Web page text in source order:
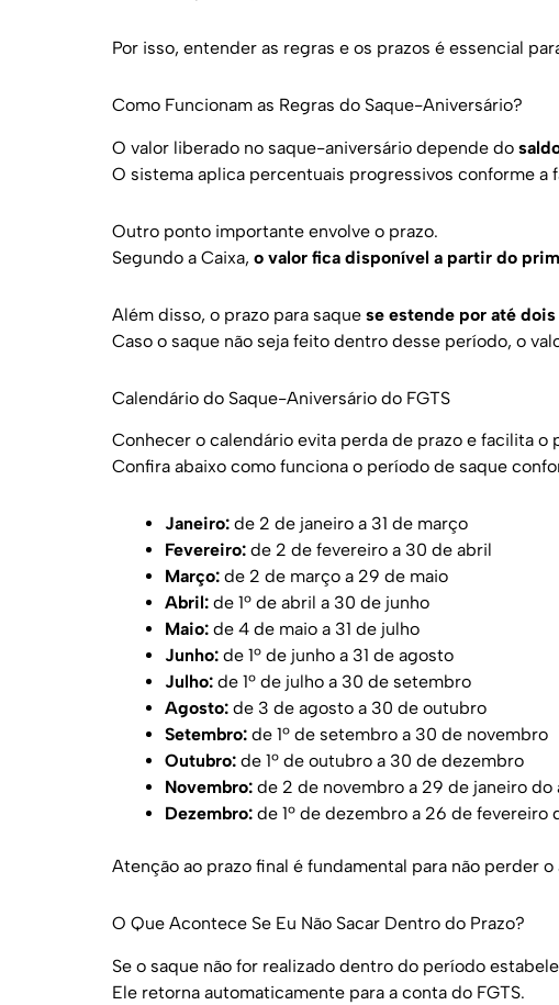
Por isso, entender as regras e os prazos é essencial
Como Funcionam as Regras do Saque-Aniversário?
O valor liberado no saque-aniversário depende do
O sistema aplica percentuais progressivos conforme a
Outro ponto importante envolve o prazo.
Segundo a Caixa, o valor fica disponível a partir do
Além disso, o prazo para saque se estende por até
Caso o saque não seja feito dentro desse período, o
Calendário do Saque-Aniversário do FGTS
Conhecer o calendário evita perda de prazo e facilita o
Confira abaixo como funciona o período de saque
Janeiro: de 2 de janeiro a 31 de março
Fevereiro: de 2 de fevereiro a 30 de abril
Março: de 2 de março a 29 de maio
Abril: de 1º de abril a 30 de junho
Maio: de 4 de maio a 31 de julho
Junho: de 1º de junho a 31 de agosto
Julho: de 1º de julho a 30 de setembro
Agosto: de 3 de agosto a 30 de outubro
Setembro: de 1º de setembro a 30 de novembro
Outubro: de 1º de outubro a 30 de dezembro
Novembro: de 2 de novembro a 29 de janeiro do
Dezembro: de 1º de dezembro a 26 de fevereiro
Atenção ao prazo final é fundamental para não perder o
O Que Acontece Se Eu Não Sacar Dentro do Prazo?
Se o saque não for realizado dentro do período
Ele retorna automaticamente para a conta do FGTS.